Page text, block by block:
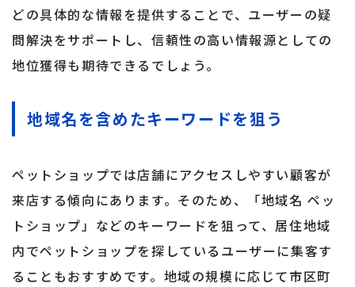
どの具体的な情報を提供することで、ユーザーの疑
問解決をサポートし、信頼性の高い情報源としての
地位獲得も期待できるでしょう。
地域名を含めたキーワードを狙う
ペットショップでは店舗にアクセスしやすい顧客が
来店する傾向にあります。そのため、「地域名 ペッ
トショップ」などのキーワードを狙って、居住地域
内でペットショップを探しているユーザーに集客す
ることもおすすめです。地域の規模に応じて市区町